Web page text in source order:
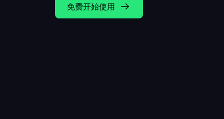
免费开始使用